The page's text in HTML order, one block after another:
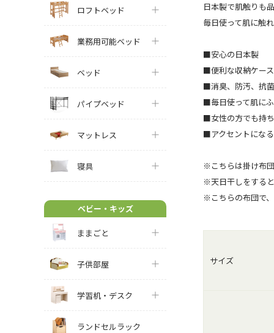
ロフトベッド
業務用可能ベッド
ベッド
パイプベッド
マットレス
寝具
ベビー・キッズ
ままごと
子供部屋
学習机・デスク
ランドセルラック
日本製で肌触りも
毎日使って肌に触
■安心の日本製
■便利な収納ケー
■消臭、防汚、抗
■毎日使って肌に
■女性の方でも持
■アクセントにな
※こちらは掛け布
※天日干しをする
※こちらの布団で
サイズ